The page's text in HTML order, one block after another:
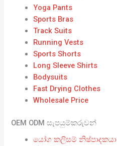
Yoga Pants
Sports Bras
Track Suits
Running Vests
Sports Shorts
Long Sleeve Shirts
Bodysuits
Fast Drying Clothes
Wholesale Price
OEM ODM සැපයුම්කරුවන්
යෝග කලිසම් නිෂ්පාදකයා